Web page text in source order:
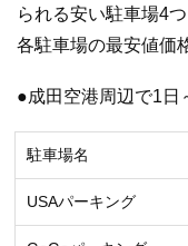
られる安い駐車場4
各駐車場の最安値価
●成田空港周辺で1日
駐車場名
USAパーキング